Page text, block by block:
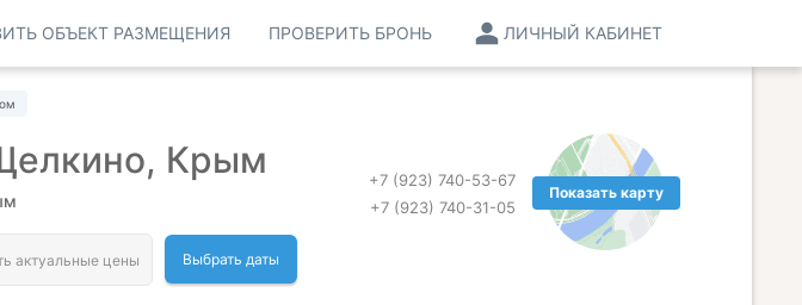
ЛИЧНЫЙ КАБИНЕТ
ПРОВЕРИТЬ БРОНЬ
ОБЪЕКТ РАЗМЕЩЕНИЯ
Показать карту
+7 (923) 740-53-67
+7 (923) 740-31-05
Крым
Выбрать даты